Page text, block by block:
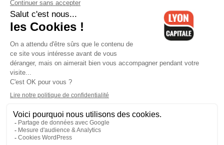
Contactez-nous-Mentions légales-CGV-Politique de
confidentialité-Gestion des cookies